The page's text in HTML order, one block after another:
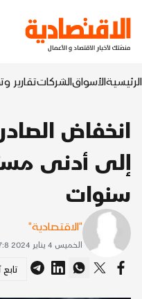
الرئيسيةالأسواقالشركاتتقارير
انخفاض
سنوات
"الاقتصادية"
الخميس 4 يناير 2024 17:8